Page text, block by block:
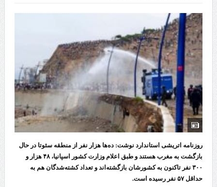
روزنامه اتریشی استاندارد نوشت: ده‌ها هزار نفر از منطقه سئوتا در حال
بازگشت به مغرب هستند و طبق اعلام وزارت کشور اسپانیا، ۴۸ هزار و
۳۰۰ نفر تاکنون به کشورشان بازگشته‌اند و تعداد کشته‌شدگان هم به
حداقل ۵۷ نفر رسیده است.